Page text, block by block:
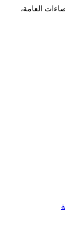
© 2026 دائرة الإحصاءات العامة،